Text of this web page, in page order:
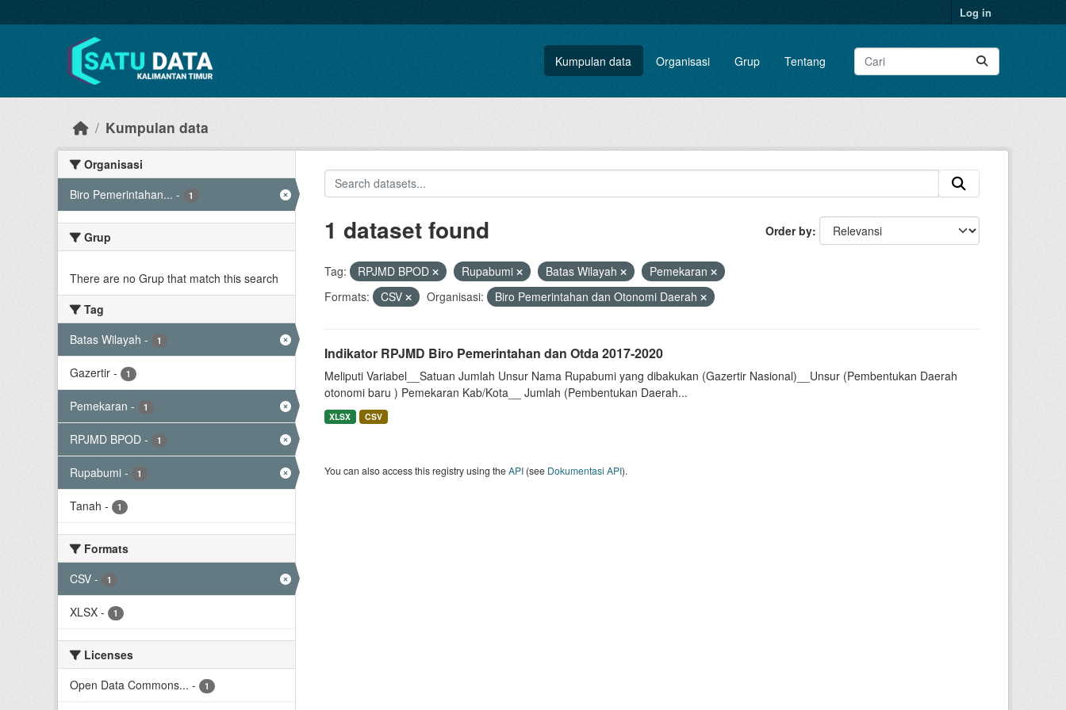
Log in
Kumpulan data Organisasi Grup Tentang
Kumpulan data
Organisasi
Biro Pemerintahan... - 1
Grup
There are no Grup that match this search
Tag
Batas Wilayah - 1
Gazertir - 1
Pemekaran - 1
RPJMD BPOD - 1
Rupabumi - 1
Tanah - 1
Formats
CSV - 1
XLSX - 1
Licenses
Open Data Commons... - 1
Order by
1 dataset found
Tag: RPJMD BPOD Rupabumi Batas Wilayah
Pemekaran
Formats:
CSV Organisasi: Biro Pemerintahan dan Otonomi Daerah
Indikator RPJMD Biro Pemerintahan dan Otda 2017-2020
Meliputi Variabel__Satuan Jumlah Unsur Nama Rupabumi yang dibakukan (Gazertir Nasional)__Unsur (Pembentukan Daerah
otonomi baru ) Pemekaran Kab/Kota__ Jumlah (Pembentukan Daerah...
XLSX CSV
You can also access this registry using theAPI(see Dokumentasi API).